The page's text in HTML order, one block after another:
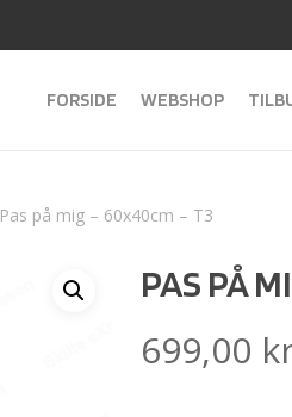
FORSIDE WEBSHOP
Pas på mig – 60x40cm – T3
PAS PÅ
699,00